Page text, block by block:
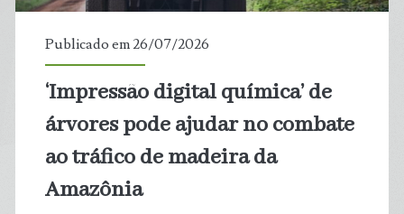
células
tumor
passam
Publicado em 26/07/2026
‘Impressão digital química’ de
árvores pode ajudar no combate
ao tráfico de madeira da
Amazônia